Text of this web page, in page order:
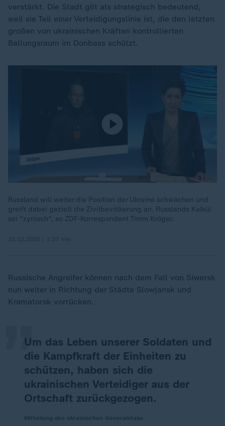
verstärkt. Die Stadt gilt als strategisch bedeutend,
weil sie Teil einer Verteidigungslinie ist, die den letzten
großen von ukrainischen Kräften kontrollierten
Ballungsraum im Donbass schützt.
Russland will weiter die Position der Ukraine schwächen und
greift dabei gezielt die Zivilbevölkerung an. Russlands Kalkül
sei "zynisch", so ZDF-Korrespondent Timm Kröger.
Russische Angreifer können nach dem Fall von Siwersk
nun weiter in Richtung der Städte Slowjansk und
Kramatorsk vorrücken.
Um das Leben unserer Soldaten und
die Kampfkraft der Einheiten zu
schützen, haben sich die
ukrainischen Verteidiger aus der
Ortschaft zurückgezogen.
„